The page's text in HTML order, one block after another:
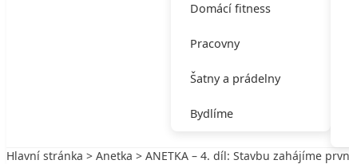
Domácí fitness
Pracovny
Šatny a prádelny
Bydlíme
Hlavní stránka > Anetka > ANETKA – 4. díl: Stavbu zahájíme